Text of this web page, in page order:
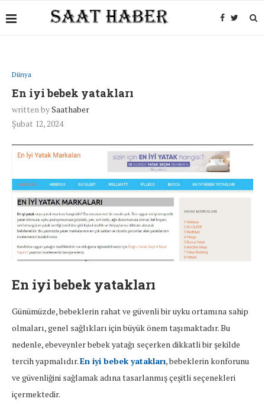
Dünya
En iyi bebek yatakları
written bySaathaber
Şubat 12, 2024
En iyi bebek yatakları
Günümüzde, bebeklerin rahat ve güvenli bir uyku ortamına sahip
olmaları, genel sağlıkları için büyük önem taşımaktadır. Bu
nedenle, ebeveynler bebek yatağı seçerken dikkatli bir şekilde
tercih yapmalıdır.En iyi bebek yatakları, bebeklerin konforunu
ve güvenliğini sağlamak adına tasarlanmış çeşitli seçenekleri
içermektedir.